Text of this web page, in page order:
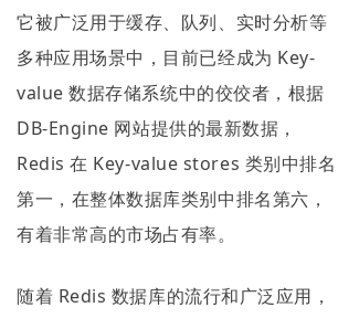
它被广泛用于缓存、队列、实时分析等
多种应用场景中，目前已经成为 Key-
value 数据存储系统中的佼佼者，根据
DB-Engine 网站提供的最新数据，
Redis 在 Key-value stores 类别中排名
第一，在整体数据库类别中排名第六，
有着非常高的市场占有率。
随着 Redis 数据库的流行和广泛应用，